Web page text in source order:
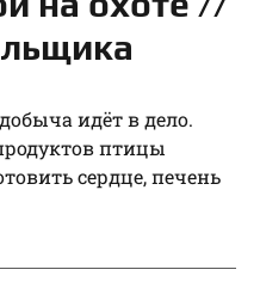
идёт в дело.
птицы
сердце, печень